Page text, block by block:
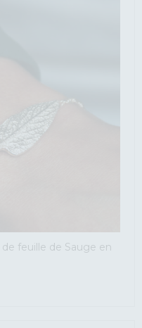
feuille de Sauge en